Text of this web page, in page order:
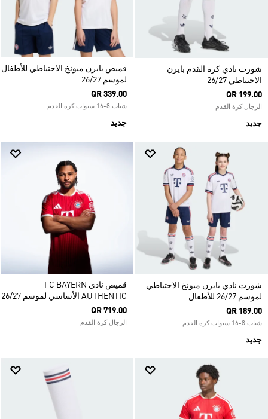
شورت نادي كرة القدم بايرن
الاحتياطي 26/27
QR 199.00
الرجال كرة القدم
جديد
قميص بايرن ميونخ الاحتياطي للأطفال
لموسم 26/27
QR 339.00
شباب 8-16 سنوات كرة القدم
جديد
شورت نادي بايرن ميونخ الاحتياطي
لموسم 26/27 للأطفال
QR 189.00
شباب 8-16 سنوات كرة القدم
جديد
قميص نادي FC BAYERN
AUTHENTIC الأساسي لموسم 26/27
QR 719.00
الرجال كرة القدم